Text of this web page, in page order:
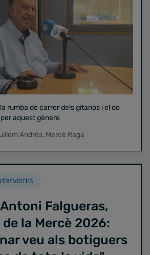
rumba de carrer dels gitanos i el do
aquest gènere
Andrés, Mercè Raga
Falgueras,
la Mercè 2026:
veu als botiguers